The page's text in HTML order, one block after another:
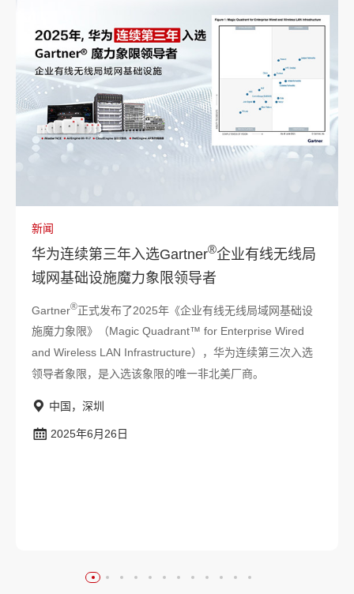
新闻
华为连续第三年入选Gartner®企业有线无线局
域网基础设施魔力象限领导者
Gartner®正式发布了2025年《企业有线无线局域网基础设
施魔力象限》（Magic Quadrant™ for Enterprise Wired
and Wireless LAN Infrastructure），华为连续第三次入选
领导者象限，是入选该象限的唯一非北美厂商。
中国，深圳
2025年6月26日